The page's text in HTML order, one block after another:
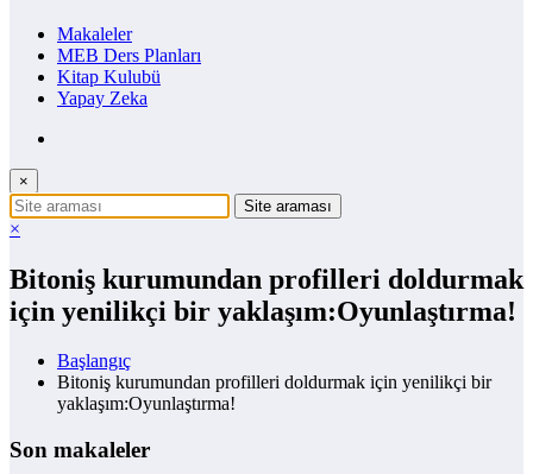
Makaleler
MEB Ders Planları
Kitap Kulubü
Yapay Zeka
×
×
Bitoniş kurumundan profilleri doldurmak
için yenilikçi bir yaklaşım:Oyunlaştırma!
Başlangıç
Bitoniş kurumundan profilleri doldurmak için yenilikçi bir
yaklaşım:Oyunlaştırma!
Son makaleler